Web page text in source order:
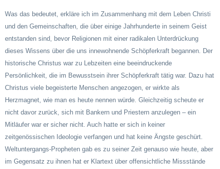
Was das bedeutet, erkläre ich im Zusammenhang mit dem Leben Christi
und den Gemeinschaften, die über einige Jahrhunderte in seinem Geist
entstanden sind, bevor Religionen mit einer radikalen Unterdrückung
dieses Wissens über die uns innewohnende Schöpferkraft begannen. Der
historische Christus war zu Lebzeiten eine beeindruckende
Persönlichkeit, die im Bewusstsein ihrer Schöpferkraft tätig war. Dazu hat
Christus viele begeisterte Menschen angezogen, er wirkte als
Herzmagnet, wie man es heute nennen würde. Gleichzeitig scheute er
nicht davor zurück, sich mit Bankern und Priestern anzulegen – ein
Mitläufer war er sicher nicht. Auch hatte er sich in keiner
zeitgenössischen Ideologie verfangen und hat keine Ängste geschürt.
Weltuntergangs-Propheten gab es zu seiner Zeit genauso wie heute, aber
im Gegensatz zu ihnen hat er Klartext über offensichtliche Missstände